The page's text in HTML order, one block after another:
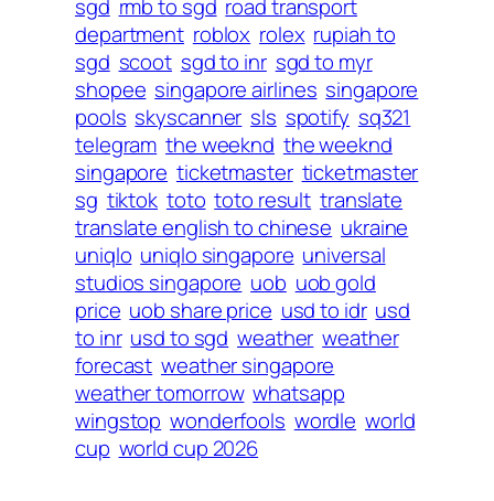
sgd rmb to sgd road transport
department roblox rolex rupiah to
sgd scoot sgd to inr sgd to myr
shopee singapore airlines singapore
pools skyscanner sls spotify sq321
telegram the weeknd the weeknd
singapore ticketmaster ticketmaster
sg tiktok toto toto result translate
translate english to chinese ukraine
uniqlo uniqlo singapore universal
studios singapore uob uob gold
price uob share price usd to idr usd
to inr usd to sgd weather weather
forecast weather singapore
weather tomorrow whatsapp
wingstop wonderfools wordle world
cup world cup 2026